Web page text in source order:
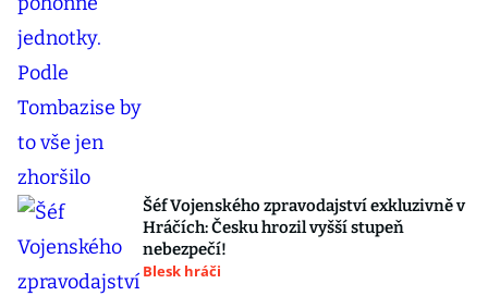
Šéf Vojenského zpravodajství exkluzivně v
Hráčích: Česku hrozil vyšší stupeň
nebezpečí!
Blesk hráči